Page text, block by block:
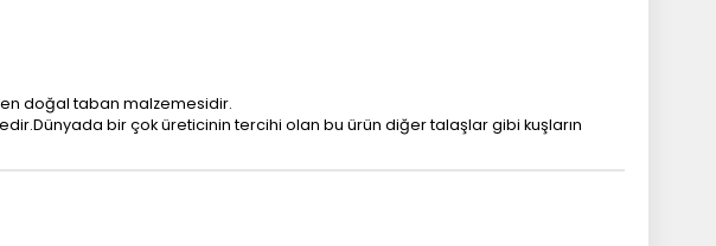
doğal taban malzemesidir.
bir çok üreticinin tercihi olan bu ürün diğer talaşlar gibi kuşların